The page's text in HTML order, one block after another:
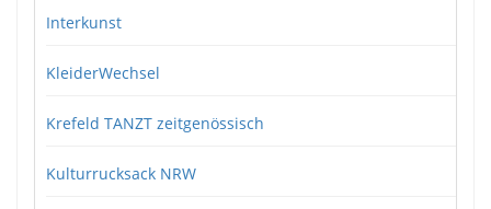
Interkunst
KleiderWechsel
Krefeld TANZT zeitgenössisch
Kulturrucksack NRW